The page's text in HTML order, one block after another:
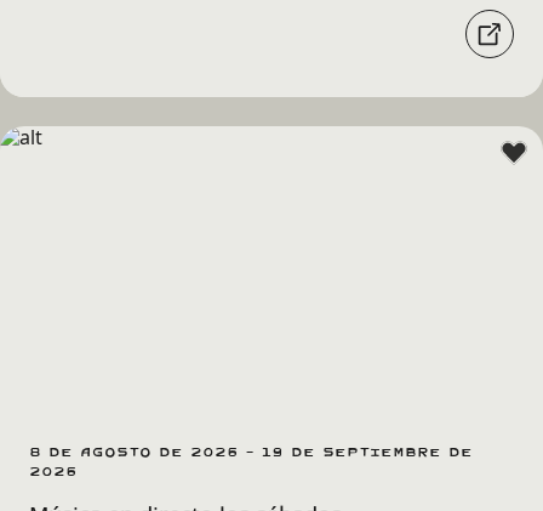
8 de agosto de 2026 - 19 de septiembre de
2026